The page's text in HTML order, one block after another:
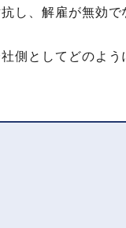
し、解雇が無効で
側としてどのよう